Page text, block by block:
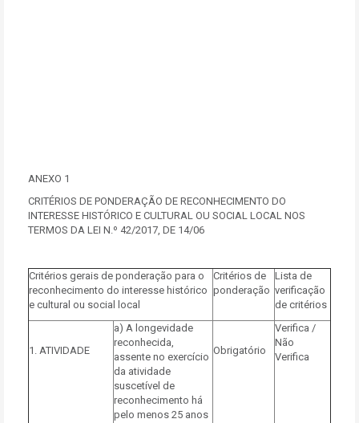
ANEXO 1
CRITÉRIOS DE PONDERAÇÃO DE RECONHECIMENTO DO
INTERESSE HISTÓRICO E CULTURAL OU SOCIAL LOCAL NOS
TERMOS DA LEI N.º 42/2017, DE 14/06
Critérios gerais de ponderação para o
reconhecimento do interesse histórico
e cultural ou social local
Critérios de
ponderação
Lista de
verificação
de critérios
1. ATIVIDADE
a) A longevidade
reconhecida,
assente no exercício
da atividade
suscetível de
reconhecimento há
pelo menos 25 anos
Obrigatório
Verifica /
Não
Verifica